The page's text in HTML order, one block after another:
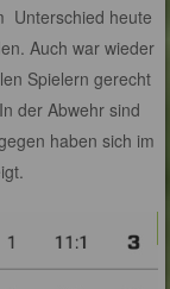
Unterschied heute
Auch war wieder
Spielern gerecht
der Abwehr sind
haben sich im